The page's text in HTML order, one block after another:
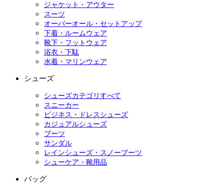
ジャケット・アウター
スーツ
オーバーオール・セットアップ
下着・ルームウェア
靴下・フットウェア
浴衣・下駄
水着・マリンウェア
シューズ
シューズカテゴリすべて
スニーカー
ビジネス・ドレスシューズ
カジュアルシューズ
ブーツ
サンダル
レインシューズ・スノーブーツ
シューケア・靴用品
バッグ